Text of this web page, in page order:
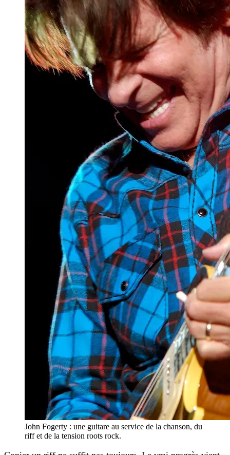
John Fogerty : une guitare au service de la chanson, du
riff et de la tension roots rock.